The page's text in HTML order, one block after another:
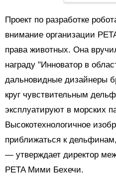
Проект по разработке
внимание организации
права животных. Она
награду "Инноватор в
дальновидные дизайнеры
круг чувствительным
эксплуатируют в морских
Высокотехнологичное
приближаться к
— утверждает директор
PETA Мими Бехечи.